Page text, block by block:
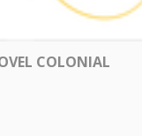
COLONIAL